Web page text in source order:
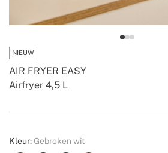
NIEUW
Airfryer 4,5 L
AIR FRYER EASY
Create
Kleur: Gebroken wit